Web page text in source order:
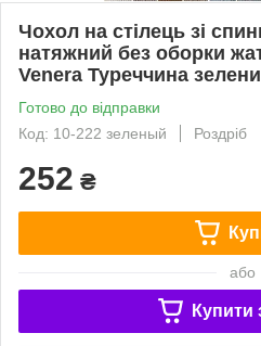
Чохол на стілець зі
натяжний без оборки
Venera Туреччина
Готово до відправки
Код: 10-222 зеленый
Роздріб
252 ₴
або
Купити